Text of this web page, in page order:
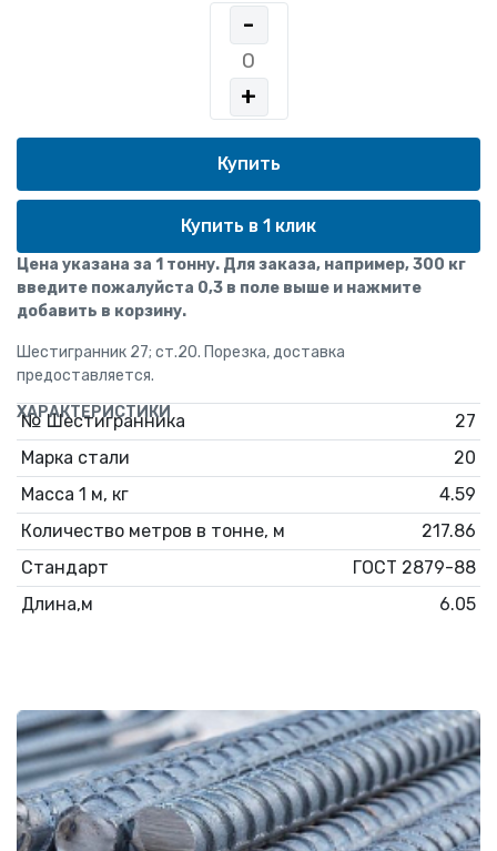
-
+
Купить в 1 клик
Цена указана за 1 тонну. Для заказа, например, 300 кг
введите пожалуйста 0,3 в поле выше и нажмите
добавить в корзину.
Шестигранник 27; ст.20. Порезка, доставка
предоставляется.
ХАРАКТЕРИСТИКИ
№ Шестигранника
27
Марка стали
20
Масса 1 м, кг
4.59
Количество метров в тонне, м
217.86
Стандарт
ГОСТ 2879-88
Длина,м
6.05